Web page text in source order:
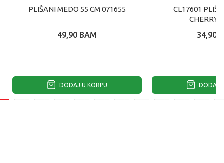
PLIŠANI MEDO 55 CM 071655
49,90 BAM
DODAJ U KORPU
CL17601
CHERRY
34,90
DODAJ